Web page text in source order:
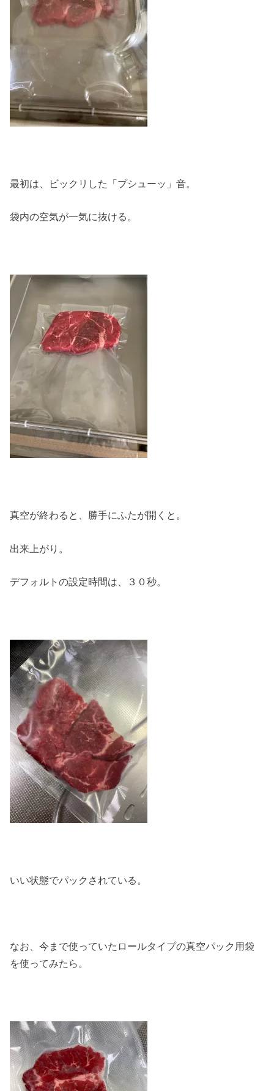
最初は、ビックリした「プシューッ」音。
袋内の空気が一気に抜ける。
真空が終わると、勝手にふたが開くと。
出来上がり。
デフォルトの設定時間は、３０秒。
いい状態でパックされている。
なお、今まで使っていたロールタイプの真空パック用袋
を使ってみたら。